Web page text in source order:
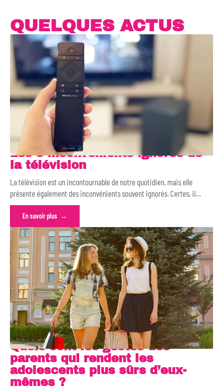
QUELQUES ACTUS
Les 5 inconvénients ignorés de
la télévision
La télévision est un incontournable de notre quotidien, mais elle
présente également des inconvénients souvent ignorés. Certes, il…
En savoir plus
Quels sont les gestes des
parents qui rendent les
adolescents plus sûrs d’eux-
mêmes ?